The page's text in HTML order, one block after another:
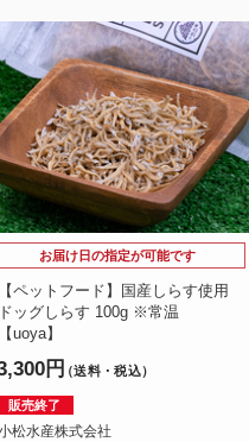
お届け日の指定が可能です
【ペットフード】国産しらす使用
ドッグしらす 100g ※常温
【uoya】
円（送料・税込）
販売終了
松水産株式会社